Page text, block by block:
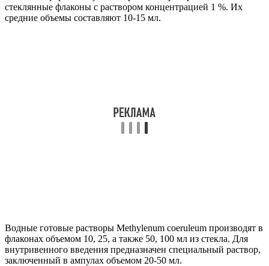
стеклянные флаконы с раствором концентрацией 1 %. Их
средние объемы составляют 10-15 мл.
Водные готовые растворы Methylenum coeruleum производят в
флаконах объемом 10, 25, а также 50, 100 мл из стекла. Для
внутривенного введения предназначен специальный раствор,
заключенный в ампулах объемом 20-50 мл.